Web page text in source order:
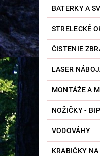
BATERKY A
STRELECKÉ
ČISTENIE
LASER
MONTÁŽE A
NOŽIČKY -
VODOVÁHY
KRABIČKY